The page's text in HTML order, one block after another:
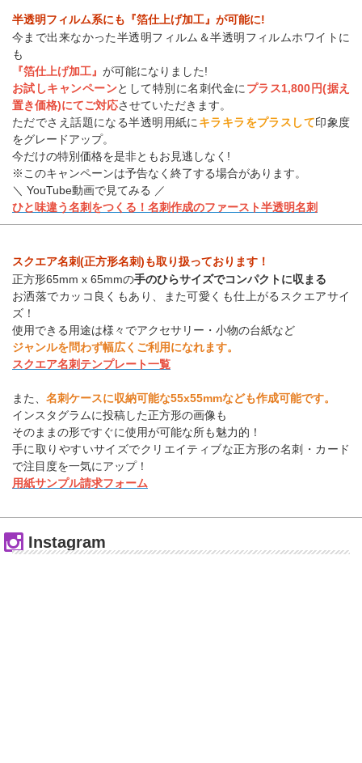
半透明フィルム系にも『箔仕上げ加工』が可能に!
今まで出来なかった半透明フィルム＆半透明フィルムホワイトに
も
『箔仕上げ加工』 が可能になりました!
お試しキャンペーンとして特別に名刺代金に プラス1,800円(据え
置き価格)にてご対応させていただきます。
ただでさえ話題になる半透明用紙に キラキラをプラスして印象度
をグレードアップ。
今だけの特別価格を是非ともお見逃しなく!
※このキャンペーンは予告なく終了する場合があります。
＼ YouTube動画で見てみる ／
ひと味違う名刺をつくる！名刺作成のファースト半透明名刺
スクエア名刺(正方形名刺)も取り扱っております！
正方形65mm x 65mmの手のひらサイズでコンパクトに収まる
お洒落でカッコ良くもあり、また可愛くも仕上がるスクエアサイ
ズ！
使用できる用途は様々でアクセサリー・小物の台紙など
ジャンルを問わず幅広くご利用になれます。
スクエア名刺テンプレート一覧
また、 名刺ケースに収納可能な55x55mmなども作成可能です。
インスタグラムに投稿した正方形の画像も
そのままの形ですぐに使用が可能な所も魅力的！
手に取りやすいサイズでクリエイティブな正方形の名刺・カード
で注目度を一気にアップ！
用紙サンプル請求フォーム
Instagram